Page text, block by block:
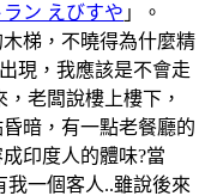
ン えびすや 」。
梯，不曉得為什麼精
現，我應該是不會走
老闆說樓上樓下，
暗，有一點老餐廳的
印度人的體味?當
我一個客人..雖說後來